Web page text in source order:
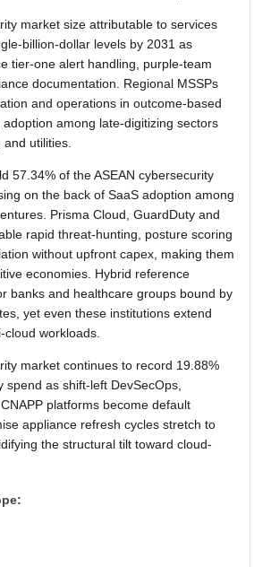
market size attributable to services
billion-dollar levels by 2031 as
tier-one alert handling, purple-team
documentation. Regional MSSPs
and operations in outcome-based
among late-digitizing sectors
utilities.
57.34% of the ASEAN cybersecurity
on the back of SaaS adoption among
Prisma Cloud, GuardDuty and
rapid threat-hunting, posture scoring
without upfront capex, making them
economies. Hybrid reference
banks and healthcare groups bound by
yet even these institutions extend
workloads.
market continues to record 19.88%
spend as shift-left DevSecOps,
platforms become default
appliance refresh cycles stretch to
the structural tilt toward cloud-